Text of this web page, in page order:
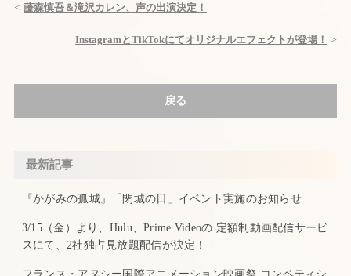
藤森慎吾＆滝沢カレン、声の出演決定！
InstagramとTikTokにてオリジナルエフェクトが登場！
戻る
最新記事
『かがみの孤城』「閉城の日」イベント実施のお知らせ
3/15（金）より、Hulu、Prime Videoの 定額制動画配信サービ
スにて、2社独占見放題配信が決定！